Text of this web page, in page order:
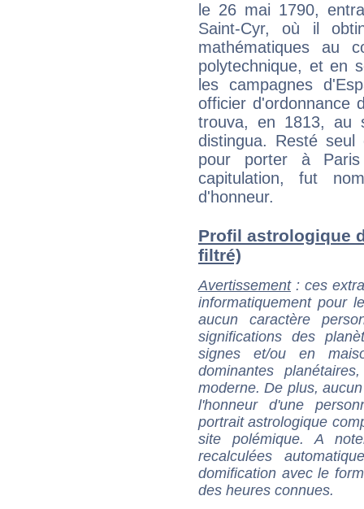
le 26 mai 1790,
Saint-Cyr, où il
mathématiques au
polytechnique, et en
les campagnes
officier d'ordonnance
trouva, en 1813, au
distingua. Resté
pour porter à
capitulation, fut
d'honneur.
Profil astrologique
filtré)
Avertissement: ces
informatiquement pour
aucun caractère
significations des
signes et/ou en
dominantes
moderne. De plus,
l'honneur d'une
portrait astrologique
site polémique. A
recalculées
domification avec le
des heures connues.